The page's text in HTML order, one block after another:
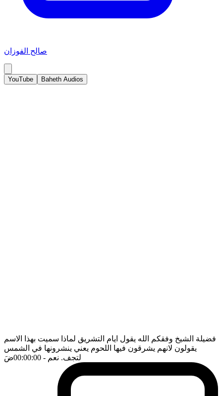
صالح الفوزان
YouTube Baheth Audios
فضيلة الشيخ وفقكم الله يقول ايام التشريق لماذا سميت بهذا الاسم
يقولون لانهم يشرقون فيها اللحوم يعني ينشرونها في الشمس
لتجف. نعم - 00:00:00 ضَ